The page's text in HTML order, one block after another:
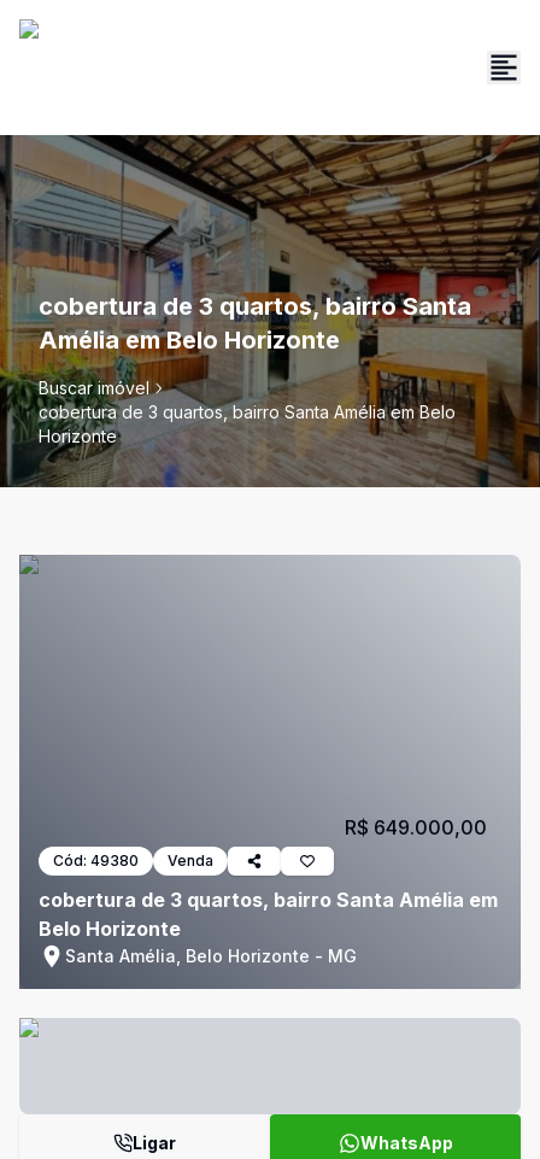
cobertura de 3 quartos, bairro Santa
Amélia em Belo Horizonte
Buscar imóvel
cobertura de 3 quartos, bairro Santa Amélia em Belo
Horizonte
Cód: 49380 Venda
cobertura de 3 quartos, bairro Santa Amélia em
Belo Horizonte
Santa Amélia, Belo Horizonte - MG
R$ 649.000,00
Ligar WhatsApp